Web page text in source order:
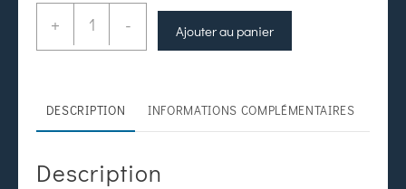
+ - Ajouter au panier
DESCRIPTION INFORMATIONS COMPLÉMENTAIRES
Description